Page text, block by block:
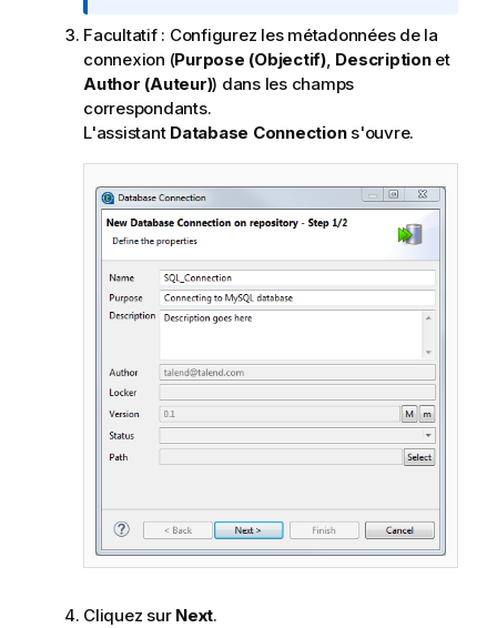
r
m
a
t
i
s
Facultatif : Configurez les métadonnées de la
connexion (Purpose (Objectif), Descriptionet
Author (Auteur)) dans les champs
correspondants.
L'assistant Database Connections'ouvre.
Cliquez sur Next.